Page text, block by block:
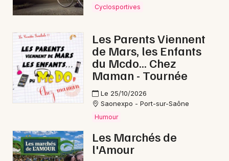
Artistes en tournée
Actus à Luxeuil-les-Bains
Magazine à Luxeuil-les-Bains
Cyclosportives
Les Parents Viennent
de Mars, les Enfants
du Mcdo... Chez
Maman - Tournée
Le 25/10/2026
Saonexpo - Port-sur-Saône
Humour
Les Marchés de
l'Amour